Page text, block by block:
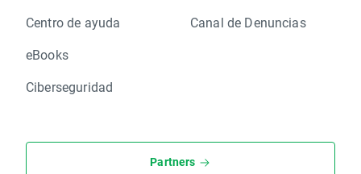
Centro de ayuda
eBooks
Ciberseguridad
Canal de Denuncias
Partners